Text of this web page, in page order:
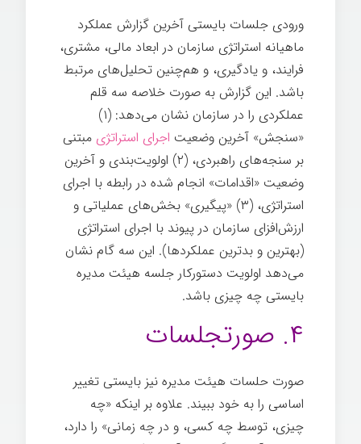
ورودی جلسات بایستی آخرین گزارش عملکرد
ماهیانه استراتژی سازمان در ابعاد مالی، مشتری،
فرایند، و یادگیری، و هم‌چنین تحلیل‌های مرتبط
باشد. این گزارش به صورت خلاصه سه قلم
عملکردی را در سازمان نشان می‌دهد: (۱)
«سنجش» آخرین وضعیت اجرای استراتژی مبتنی
بر سنجه‌های راهبردی، (۲) اولویت‌بندی و آخرین
وضعیت «اقدامات» انجام شده در رابطه با اجرای
استراتژی، (۳) «پیگیری» بخش‌های عملیاتی و
ارزش‌افزای سازمان در پیوند با اجرای استراتژی
(بهترین و بدترین عملکردها). این سه گام نشان
می‌دهد اولویت دستورکار جلسه هیئت مدیره
بایستی چه چیزی باشد.
۴. صورتجلسات
صورت حلسات هیئت مدیره نیز بایستی تغییر
اساسی را به خود ببیند. علاوه بر اینکه «چه
چیزی، توسط چه کسی، و در چه زمانی» را دارد،